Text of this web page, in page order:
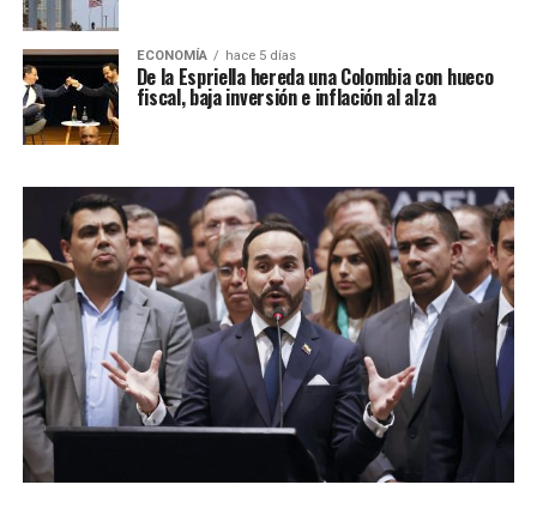
ECONOMÍA hace 5 días
De la Espriella hereda una Colombia con hueco
fiscal, baja inversión e inflación al alza